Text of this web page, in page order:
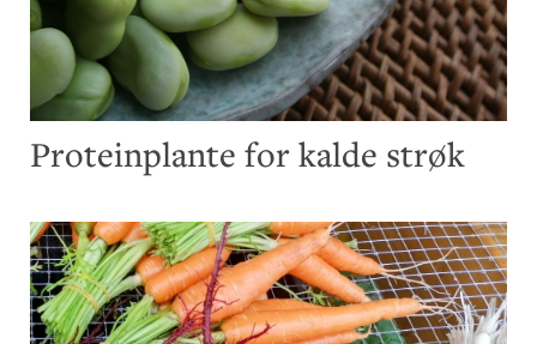
Proteinplante for kalde strøk